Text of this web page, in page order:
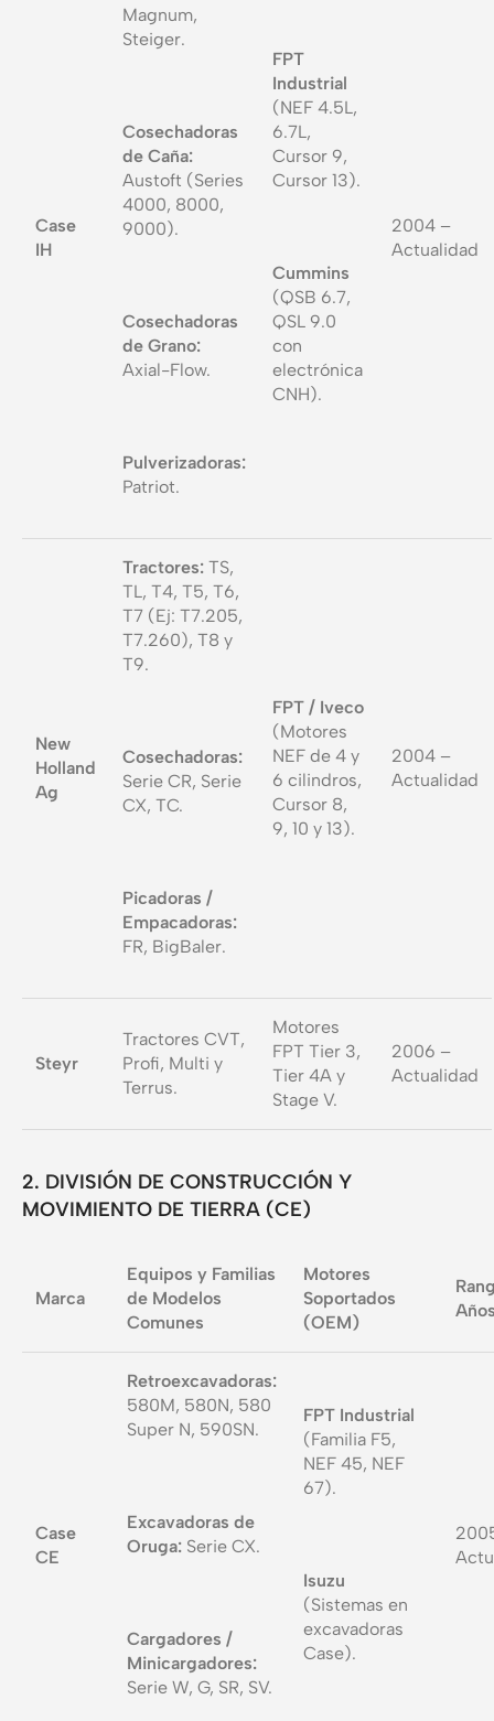
Case
IH
Magnum,
Steiger.
Cosechadoras
de Caña:
Austoft (Series
4000, 8000,
9000).
Cosechadoras
de Grano:
Axial-Flow.
Pulverizadoras:
Patriot.
FPT
Industrial
(NEF 4.5L,
6.7L,
Cursor 9,
Cursor 13).
Cummins
(QSB 6.7,
QSL 9.0
con
electrónica
CNH).
2004 –
Actualidad
New
Holland
Ag
Tractores: TS,
TL, T4, T5, T6,
T7 (Ej: T7.205,
T7.260), T8 y
T9.
Cosechadoras:
Serie CR, Serie
CX, TC.
Picadoras /
Empacadoras:
FR, BigBaler.
FPT / Iveco
(Motores
NEF de 4 y
6 cilindros,
Cursor 8,
9, 10 y 13).
2004 –
Actualidad
Steyr
Tractores CVT,
Profi, Multi y
Terrus.
Motores
FPT Tier 3,
Tier 4A y
Stage V.
2006 –
Actualidad
2. DIVISIÓN DE CONSTRUCCIÓN Y
MOVIMIENTO DE TIERRA (CE)
Marca
Equipos y Familias
de Modelos
Comunes
Motores
Soportados
(OEM)
Case
CE
Retroexcavadoras:
580M, 580N, 580
Super N, 590SN.
Excavadoras de
Oruga: Serie CX.
Cargadores /
Minicargadores:
Serie W, G, SR, SV.
FPT Industrial
(Familia F5,
NEF 45, NEF
67).
Isuzu
(Sistemas en
excavadoras
Case).